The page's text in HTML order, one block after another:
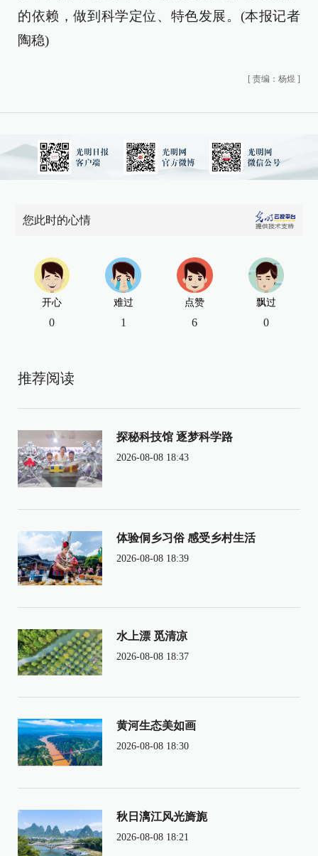
的依赖，做到科学定位、特色发展。(本报记者
陶稳)
[ 责编：杨煜 ]
您此时的心情
开心
0
难过
1
点赞
6
飘过
0
推荐阅读
探秘科技馆 逐梦科学路
2026-08-08 18:43
体验侗乡习俗 感受乡村生活
2026-08-08 18:39
水上漂 觅清凉
2026-08-08 18:37
黄河生态美如画
2026-08-08 18:30
秋日漓江风光旖旎
2026-08-08 18:21